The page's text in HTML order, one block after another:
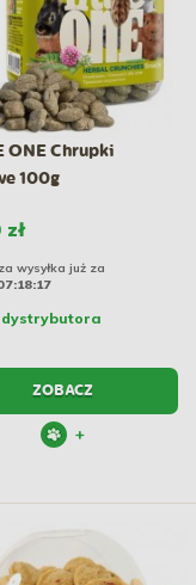
ONE Chrupki
100g
wysyłka już za
dystrybutora
ZOBACZ
+